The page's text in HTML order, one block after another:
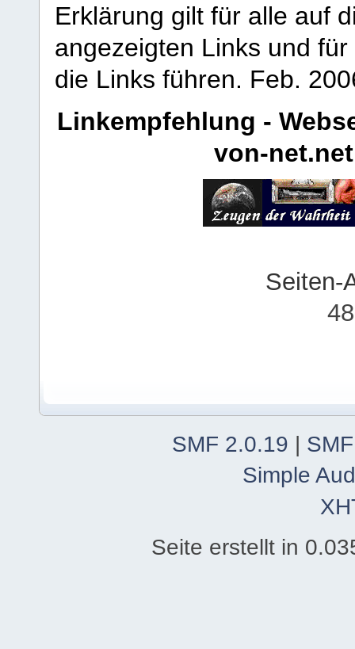
Erklärung gilt für alle auf
angezeigten Links und
die Links führen. Feb.
Linkempfehlung -
von-net.net
Seiten-
SMF 2.0.19 |
Simple
Seite erstellt in